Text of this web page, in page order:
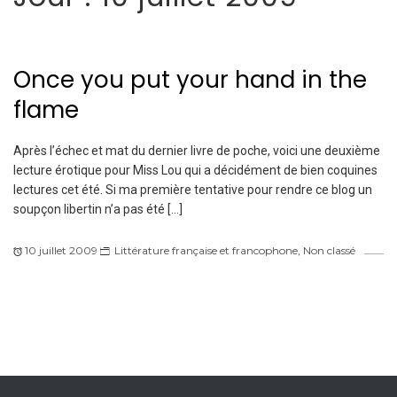
Once you put your hand in the
flame
Après l’échec et mat du dernier livre de poche, voici une deuxième
lecture érotique pour Miss Lou qui a décidément de bien coquines
lectures cet été. Si ma première tentative pour rendre ce blog un
soupçon libertin n’a pas été […]
10 juillet 2009 Littérature française et francophone Non classé